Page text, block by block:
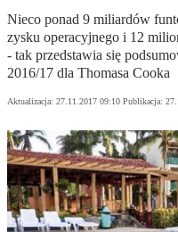
Nieco ponad 9 miliardów
zysku operacyjnego i 12
- tak przedstawia się
2016/17 dla Thomasa Cooka
Aktualizacja: 27.11.2017 09:10 Publikacja: